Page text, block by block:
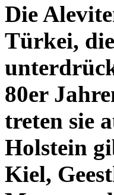
Die
Türkei,
80er
treten sie
Holstein
Kiel,